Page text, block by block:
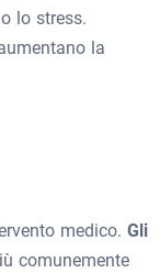
lo stress.
la
medico. Gli
comunemente